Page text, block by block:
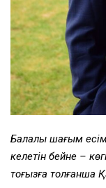
Балалық шағым
келетін бейне –
тоғызға толғанша